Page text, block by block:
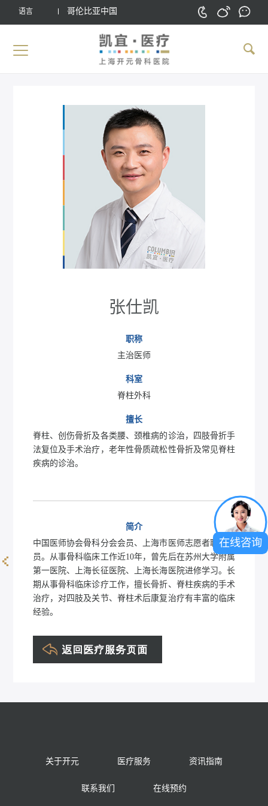
语言 哥伦比亚中国
张仕凯
职称
主治医师
科室
脊柱外科
擅长
脊柱、创伤骨折及各类腰、颈椎病的诊治，四肢骨折手
法复位及手术治疗，老年性骨质疏松性骨折及常见脊柱
疾病的诊治。
简介
中国医师协会骨科分会会员、上海市医师志愿者联盟会
员。从事骨科临床工作近10年，曾先后在苏州大学附属
第一医院、上海长征医院、上海长海医院进修学习。长
期从事骨科临床诊疗工作，擅长骨折、脊柱疾病的手术
治疗，对四肢及关节、脊柱术后康复治疗有丰富的临床
经验。
关于开元 医疗服务 资讯指南
联系我们 在线预约
田建军
在线咨询